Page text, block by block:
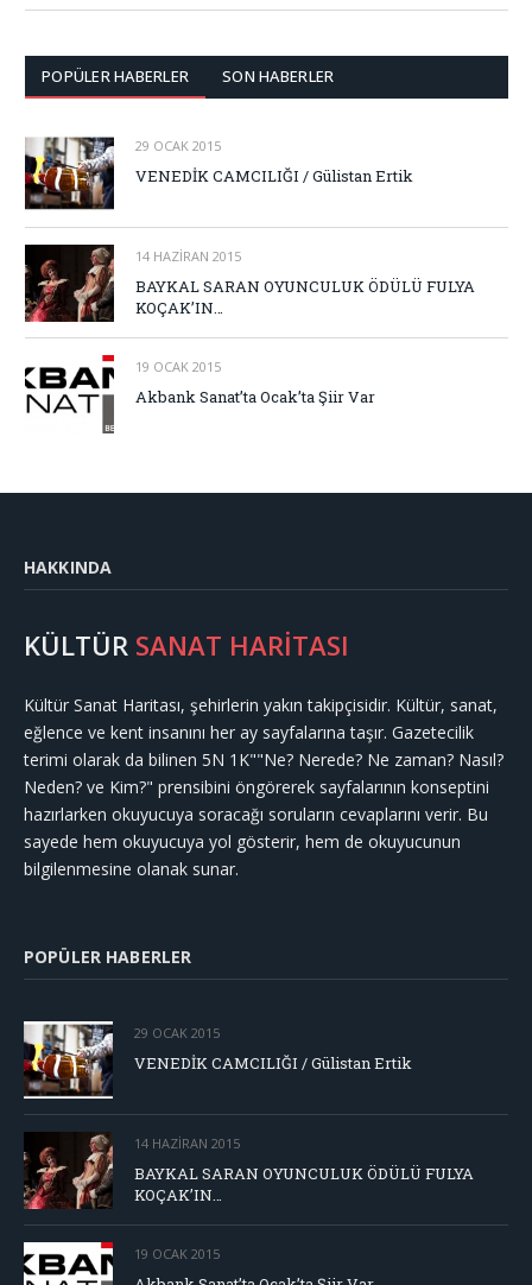
POPÜLER HABERLER SON HABERLER
29 OCAK 2015
VENEDİK CAMCILIĞI / Gülistan Ertik
14 HAZIRAN 2015
BAYKAL SARAN OYUNCULUK ÖDÜLÜ FULYA
KOÇAK’IN…
19 OCAK 2015
Akbank Sanat’ta Ocak’ta Şiir Var
HAKKINDA
KÜLTÜR SANAT HARİTASI
Kültür Sanat Haritası, şehirlerin yakın takipçisidir. Kültür, sanat,
eğlence ve kent insanını her ay sayfalarına taşır. Gazetecilik
terimi olarak da bilinen 5N 1K""Ne? Nerede? Ne zaman? Nasıl?
Neden? ve Kim?" prensibini öngörerek sayfalarının konseptini
hazırlarken okuyucuya soracağı soruların cevaplarını verir. Bu
sayede hem okuyucuya yol gösterir, hem de okuyucunun
bilgilenmesine olanak sunar.
POPÜLER HABERLER
29 OCAK 2015
VENEDİK CAMCILIĞI / Gülistan Ertik
14 HAZIRAN 2015
BAYKAL SARAN OYUNCULUK ÖDÜLÜ FULYA
KOÇAK’IN…
19 OCAK 2015